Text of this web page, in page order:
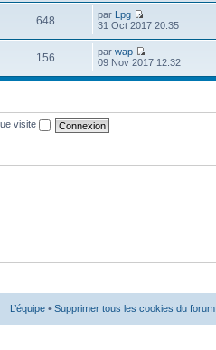
648 par Lpg
31 Oct 2017 20:35
156 parwap
09 Nov 2017 12:32
visite
L’équipe • Supprimer tous les cookies du forum